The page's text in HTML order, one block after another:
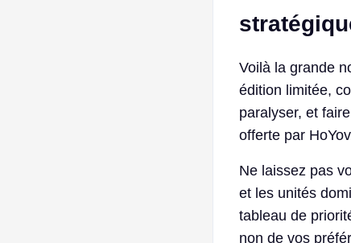
Voilà la grande
édition limitée,
paralyser, et
offerte par
Ne laissez pas
et les unités
tableau de
non de vos